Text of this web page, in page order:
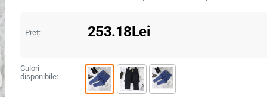
Preț: 253.18Lei
Culori
disponibile: